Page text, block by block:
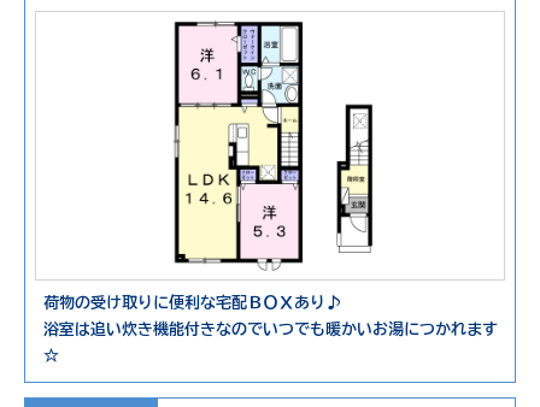
荷物の受け取りに便利な宅配ＢＯＸあり♪
浴室は追い炊き機能付きなのでいつでも暖かいお湯につかれます
☆